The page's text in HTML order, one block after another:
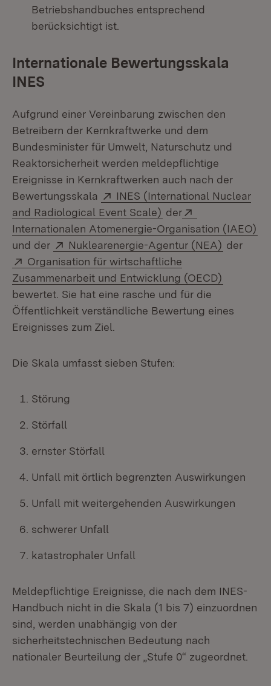
Betriebshandbuches entsprechend
berücksichtigt ist.
Internationale Bewertungsskala
INES
Aufgrund einer Vereinbarung zwischen den
Betreibern der Kernkraftwerke und dem
Bundesminister für Umwelt, Naturschutz und
Reaktorsicherheit werden meldepflichtige
Ereignisse in Kernkraftwerken auch nach der
Bewertungsskala
Extern:
INES (International Nuclear
and Radiological Event Scale) (Öffnet in neuem
der
Internationalen Atomenergie-Organisation (IAEO)
und der
Extern:
Nuklearenergie-Agentur (NEA) (Öffnet
der
Extern:
Organisation für wirtschaftliche
Zusammenarbeit und Entwicklung (OECD)
bewertet. Sie hat eine rasche und für die
Öffentlichkeit verständliche Bewertung eines
Ereignisses zum Ziel.
Die Skala umfasst sieben Stufen:
Störung
Störfall
ernster Störfall
Unfall mit örtlich begrenzten Auswirkungen
Unfall mit weitergehenden Auswirkungen
schwerer Unfall
katastrophaler Unfall
Meldepflichtige Ereignisse, die nach dem INES-
Handbuch nicht in die Skala (1 bis 7) einzuordnen
sind, werden unabhängig von der
sicherheitstechnischen Bedeutung nach
nationaler Beurteilung der „Stufe 0“ zugeordnet.